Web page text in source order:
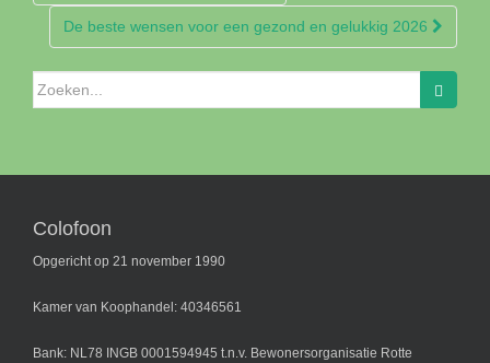
De beste wensen voor een gezond en gelukkig 2026
Zoeken
naar:
Colofoon
Opgericht op 21 november 1990
Kamer van Koophandel: 40346561
Bank: NL78 INGB 0001594945 t.n.v. Bewonersorganisatie Rotte